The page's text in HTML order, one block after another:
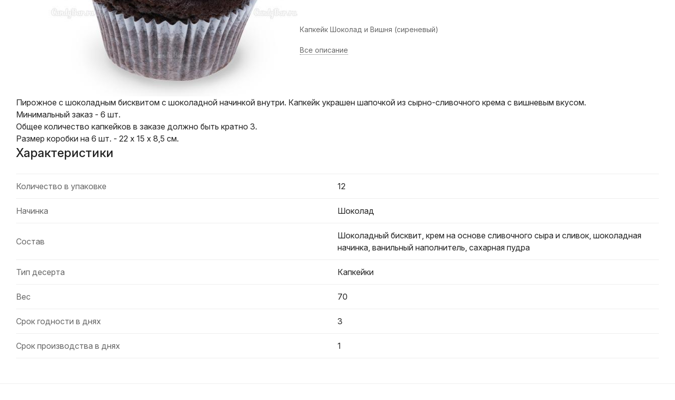
Капкейк Шоколад и Вишня (сиреневый)
Все описание
Пирожное с шоколадным бисквитом с шоколадной начинкой внутри. Капкейк украшен шапочкой из сырно-сливочного крема с вишневым вкусом.
Минимальный заказ - 6 шт.
Общее количество капкейков в заказе должно быть кратно 3.
Размер коробки на 6 шт. - 22 х 15 х 8,5 см.
Характеристики
Количество в упаковке 12
Начинка Шоколад
Состав
Шоколадный бисквит, крем на основе сливочного сыра и сливок, шоколадная
начинка, ванильный наполнитель, сахарная пудра
Тип десерта Капкейки
Вес 70
Срок годности в днях 3
Срок производства в днях 1